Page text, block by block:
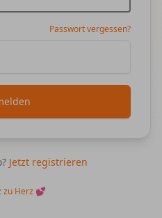
Passwort vergessen?
Jetzt registrieren
zu Herz 💕